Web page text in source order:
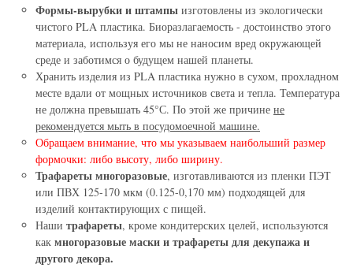
Формы-вырубки и штампы изготовлены из экологически
чистого PLA пластика. Биоразлагаемость - достоинство этого
материала, используя его мы не наносим вред окружающей
среде и заботимся о будущем нашей планеты.
Хранить изделия из PLA пластика нужно в сухом, прохладном
месте вдали от мощных источников света и тепла. Температура
не должна превышать 45°С. По этой же причине не
рекомендуется мыть в посудомоечной машине.
Обращаем внимание, что мы указываем наибольший размер
формочки: либо высоту, либо ширину.
Трафареты многоразовые, изготавливаются из пленки ПЭТ
или ПВХ 125-170 мкм (0.125-0,170 мм) подходящей для
изделий контактирующих с пищей.
Наши трафареты, кроме кондитерских целей, используются
как многоразовые маски и трафареты для декупажа и
другого декора.